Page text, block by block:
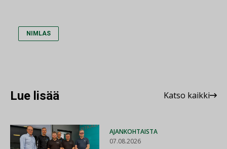
NIMLAS
Lue lisää Katso kaikki
AJANKOHTAISTA
07.08.2026